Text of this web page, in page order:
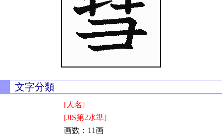
文字分類
[人名]
[JIS第2水準]
画数：11画